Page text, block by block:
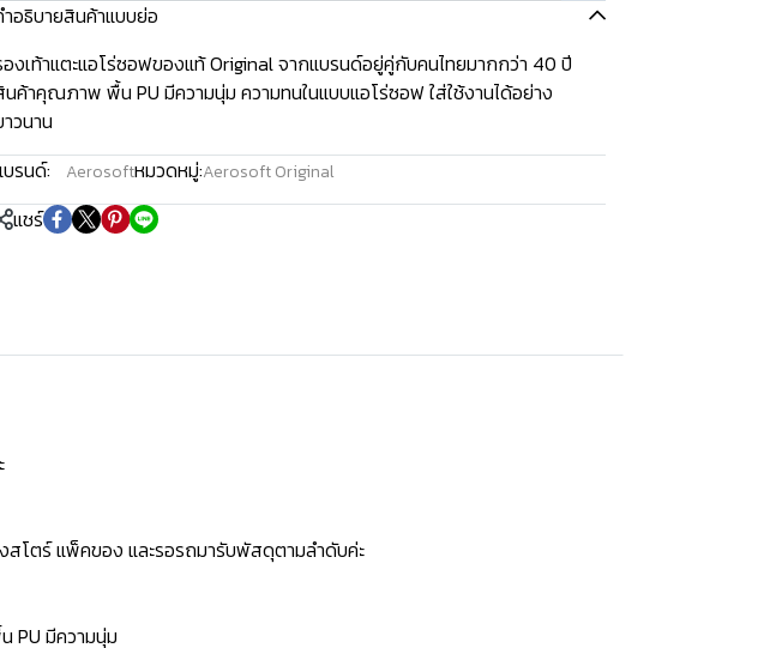
อธิบายสินค้าแบบย่อ
งเท้าแตะแอโร่ซอฟของแท้ Original จากแบรนด์อยู่คู่กับคนไทยมากกว่า 40 ปี
ค้าคุณภาพ พื้น PU มีความนุ่ม ความทนในแบบแอโร่ซอฟ ใส่ใช้งานได้อย่าง
วนาน
รนด์:
Aerosoftหมวดหมู่:Aerosoft Original
แชร์
สโตร์ แพ็คของ และรอรถมารับพัสดุตามลำดับค่ะ
PU มีความนุ่ม